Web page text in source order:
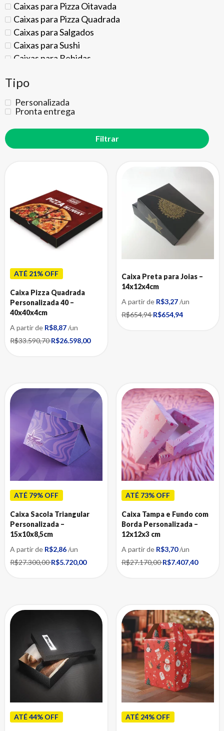
Caixas para Pizza Oitavada
Caixas para Pizza Quadrada
Caixas para Salgados
Caixas para Sushi
Caixas para Bebidas
Caixas para Boné
Caixas para Café
Caixas para Café Gourmet
Caixas para Filtro de Café
Caixas para Calçados
Caixas para Calçados Femininos
Caixas para Calçados Infantis
Caixas para Calçados Masculinos
Caixas para Tênis
Caixas para Churros
Caixas para Correios Personalizadas
Caixas para Cosméticos
Caixas para Perfume
Caixas para e-commerce
Caixas para Artesanato
Caixas para Autopeças
Caixas para Induzido Motor de Partida
Caixas para Eletrônicos
Caixas para Implantes e Molduras Dentárias
Caixas para Informática
Caixas para presente
Caixas para Roupas
Caixas para Suplementos
Caixas para Óculos
Caixas para Ovos de Páscoa
Caixas para Presente
Caixas para Semijoias e Bijuterias
Caixas para Utensílios Domésticos
Caixas para Panelas e Frigideiras
Caixas para Velas
Tipo
Personalizada
Pronta entrega
ATÉ 21% OFF
Caixa Pizza Quadrada
Personalizada 40 –
40x40x4cm
A partir de R$8,87/un
R$33.590,70R$26.598,00
Caixa Preta para Joias –
14x12x4cm
A partir de R$3,27/un
R$654,94R$654,94
ATÉ 79% OFF
Caixa Sacola Triangular
Personalizada –
15x10x8,5cm
A partir de R$2,86/un
R$27.300,00R$5.720,00
ATÉ 73% OFF
Caixa Tampa e Fundo com
Borda Personalizada –
12x12x3 cm
A partir de R$3,70/un
R$27.170,00R$7.407,40
ATÉ 44% OFF ATÉ 24% OFF